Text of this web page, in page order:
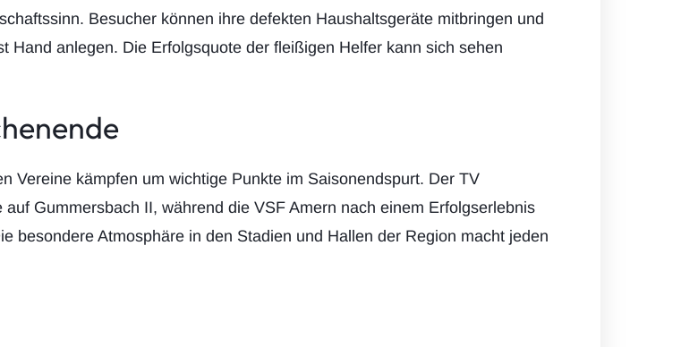
Besucher können ihre defekten Haushaltsgeräte mitbringen und
Hand anlegen. Die Erfolgsquote der fleißigen Helfer kann sich sehen
Vereine kämpfen um wichtige Punkte im Saisonendspurt. Der TV
Gummersbach II, während die VSF Amern nach einem Erfolgserlebnis
besondere Atmosphäre in den Stadien und Hallen der Region macht jeden